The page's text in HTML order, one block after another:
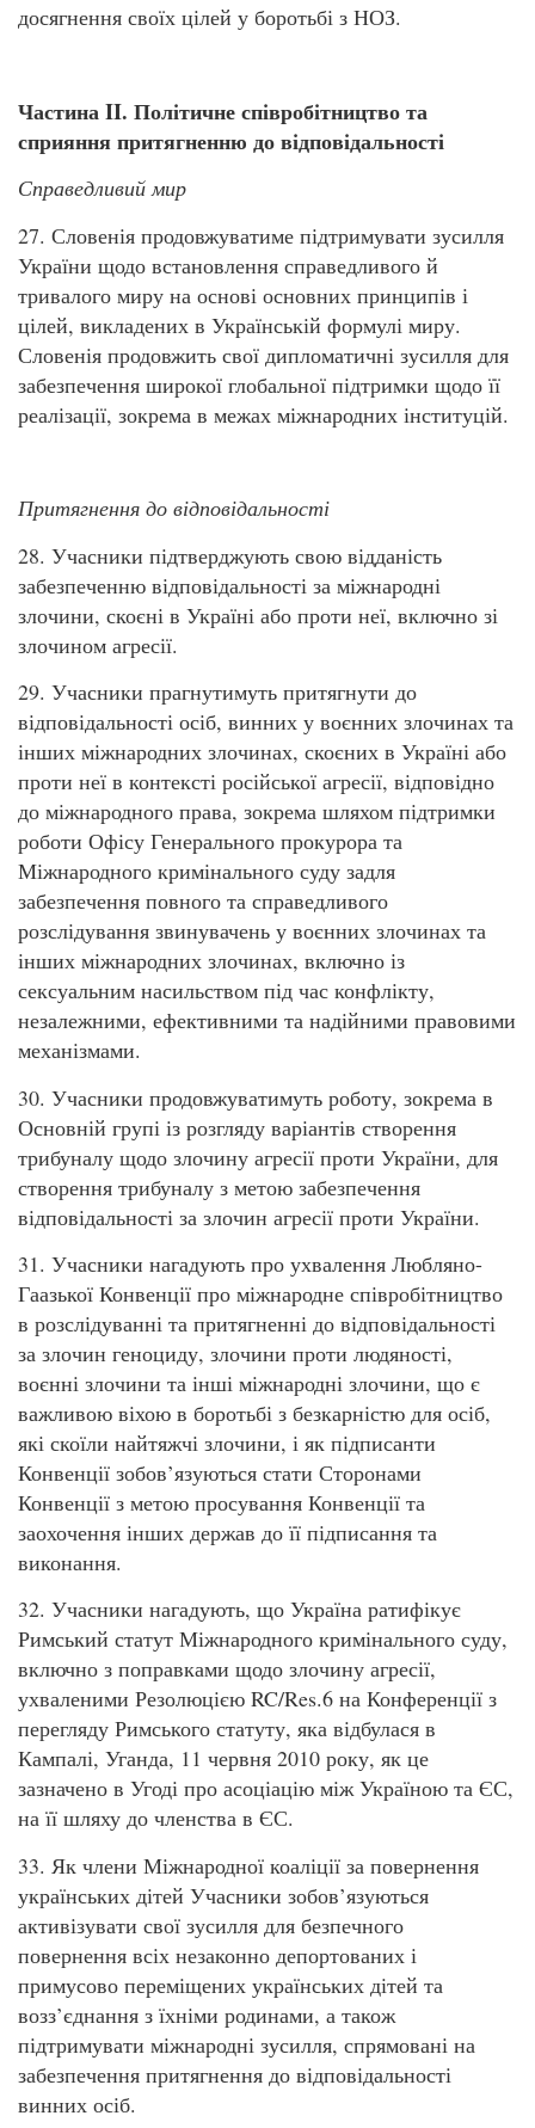
досягнення своїх цілей у боротьбі з НОЗ.
Частина II. Політичне співробітництво та
сприяння притягненню до відповідальності
Справедливий мир
27. Словенія продовжуватиме підтримувати зусилля
України щодо встановлення справедливого й
тривалого миру на основі основних принципів і
цілей, викладених в Українській формулі миру.
Словенія продовжить свої дипломатичні зусилля для
забезпечення широкої глобальної підтримки щодо її
реалізації, зокрема в межах міжнародних інституцій.
Притягнення до відповідальності
28. Учасники підтверджують свою відданість
забезпеченню відповідальності за міжнародні
злочини, скоєні в Україні або проти неї, включно зі
злочином агресії.
29. Учасники прагнутимуть притягнути до
відповідальності осіб, винних у воєнних злочинах та
інших міжнародних злочинах, скоєних в Україні або
проти неї в контексті російської агресії, відповідно
до міжнародного права, зокрема шляхом підтримки
роботи Офісу Генерального прокурора та
Міжнародного кримінального суду задля
забезпечення повного та справедливого
розслідування звинувачень у воєнних злочинах та
інших міжнародних злочинах, включно із
сексуальним насильством під час конфлікту,
незалежними, ефективними та надійними правовими
механізмами.
30. Учасники продовжуватимуть роботу, зокрема в
Основній групі із розгляду варіантів створення
трибуналу щодо злочину агресії проти України, для
створення трибуналу з метою забезпечення
відповідальності за злочин агресії проти України.
31. Учасники нагадують про ухвалення Любляно-
Гаазької Конвенції про міжнародне співробітництво
в розслідуванні та притягненні до відповідальності
за злочин геноциду, злочини проти людяності,
воєнні злочини та інші міжнародні злочини, що є
важливою віхою в боротьбі з безкарністю для осіб,
які скоїли найтяжчі злочини, і як підписанти
Конвенції зобов’язуються стати Сторонами
Конвенції з метою просування Конвенції та
заохочення інших держав до її підписання та
виконання.
32. Учасники нагадують, що Україна ратифікує
Римський статут Міжнародного кримінального суду,
включно з поправками щодо злочину агресії,
ухваленими Резолюцією RC/Res.6 на Конференції з
перегляду Римського статуту, яка відбулася в
Кампалі, Уганда, 11 червня 2010 року, як це
зазначено в Угоді про асоціацію між Україною та ЄС,
на її шляху до членства в ЄС.
33. Як члени Міжнародної коаліції за повернення
українських дітей Учасники зобов’язуються
активізувати свої зусилля для безпечного
повернення всіх незаконно депортованих і
примусово переміщених українських дітей та
возз’єднання з їхніми родинами, а також
підтримувати міжнародні зусилля, спрямовані на
забезпечення притягнення до відповідальності
винних осіб.